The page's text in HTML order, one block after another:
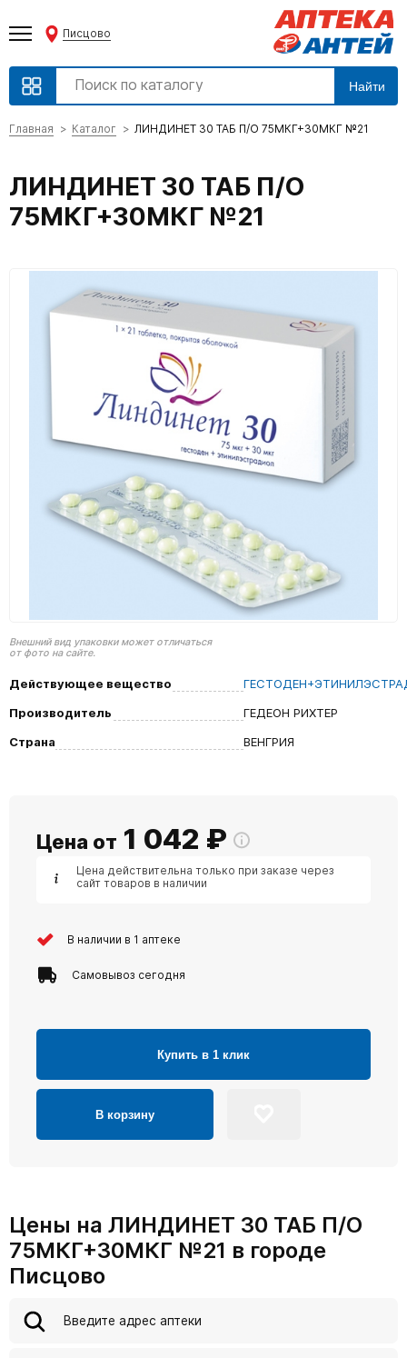
Писцово
Найти
Главная Каталог ЛИНДИНЕТ 30 ТАБ П/О 75МКГ+30МКГ №21
ЛИНДИНЕТ 30 ТАБ П/О
75МКГ+30МКГ №21
Внешний вид упаковки может отличаться
от фото на сайте.
Действующее вещество
Производитель
ГЕДЕОН РИХТЕР
Страна
ВЕНГРИЯ
Цена от 1 042 ₽
Цена действительна только при заказе через
сайт товаров в наличии
В наличии в 1 аптеке
Самовывоз сегодня
Купить в 1 клик
В корзину
Цены на ЛИНДИНЕТ 30 ТАБ П/О
75МКГ+30МКГ №21 в городе
Писцово